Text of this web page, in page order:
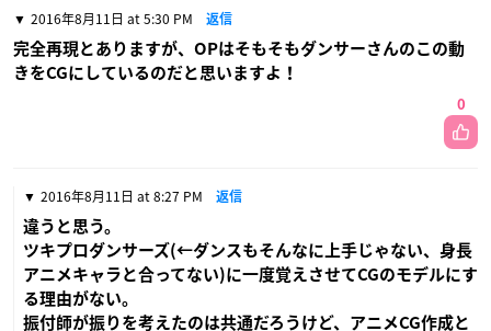
2016年8月11日 at 5:30 PM 返信
完全再現とありますが、OPはそもそもダンサーさんのこの動
きをCGにしているのだと思いますよ！
0
2016年8月11日 at 8:27 PM 返信
違うと思う。
ツキプロダンサーズ(←ダンスもそんなに上手じゃない、身長
アニメキャラと合ってない)に一度覚えさせてCGのモデルにす
る理由がない。
振付師が振りを考えたのは共通だろうけど、アニメCG作成と